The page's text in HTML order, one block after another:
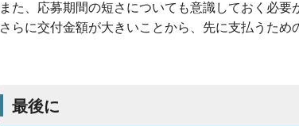
また、応募期間の短さについても意識しておく必要
さらに交付金額が大きいことから、先に支払うため
最後に